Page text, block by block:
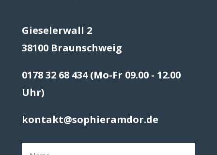
Gieselerwall 2
38100 Braunschweig
0178 32 68 434 (Mo-Fr 09.00 - 12.00
Uhr)
kontakt@sophieramdor.de